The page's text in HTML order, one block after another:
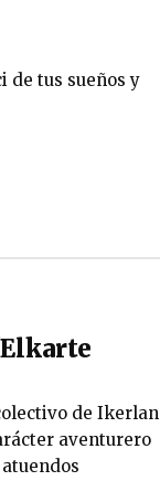
de tus sueños y
de Ikerlan
aventurero